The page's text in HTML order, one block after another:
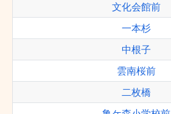
文化会館前
一本杉
中根子
雲南桜前
二枚橋